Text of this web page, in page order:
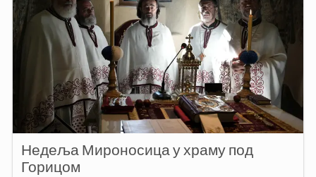
Недеља Мироносица у храму под
Горицом